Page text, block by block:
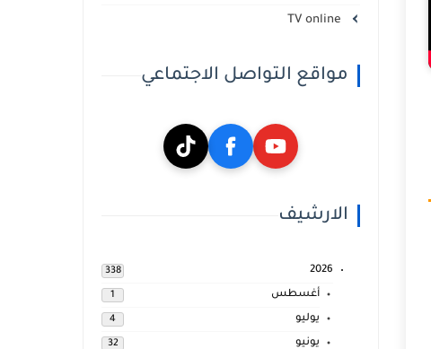
مواقع التواصل الاجتماعي
الارشيف
2026
338
أغسطس 1
يوليو 4
يونيو 32